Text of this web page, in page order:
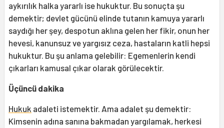
aykırılık halka yararlı ise hukuktur. Bu sonuçta şu
demektir; devlet gücünü elinde tutanın kamuya yararlı
saydığı her şey, despotun aklına gelen her fikir, onun her
hevesi, kanunsuz ve yargısız ceza, hastaların katli hepsi
hukuktur. Bu şu anlama gelebilir: Egemenlerin kendi
çıkarları kamusal çıkar olarak görülecektir.
Üçüncü dakika
Hukuk adaleti istemektir. Ama adalet şu demektir:
Kimsenin adına sanına bakmadan yargılamak, herkesi